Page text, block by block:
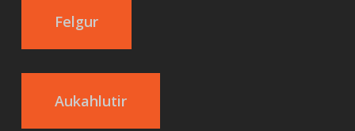
Felgur
Aukahlutir